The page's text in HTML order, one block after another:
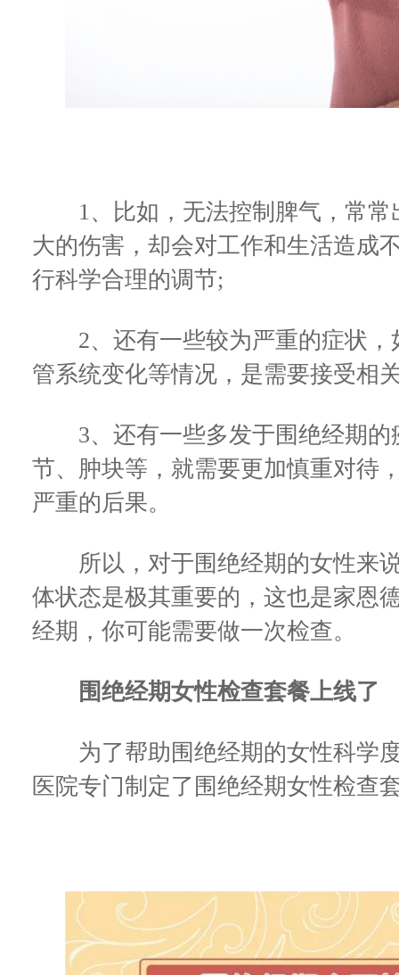
1、比如，无法控制脾气，常常
大的伤害，却会对工作和生活造成
行科学合理的调节;
2、还有一些较为严重的症状，
管系统变化等情况，是需要接受相
3、还有一些多发于围绝经期的
节、肿块等，就需要更加慎重对待
严重的后果。
所以，对于围绝经期的女性来说
体状态是极其重要的，这也是家恩
经期，你可能需要做一次检查。
围绝经期女性检查套餐上线了
为了帮助围绝经期的女性科学度
医院专门制定了围绝经期女性检查